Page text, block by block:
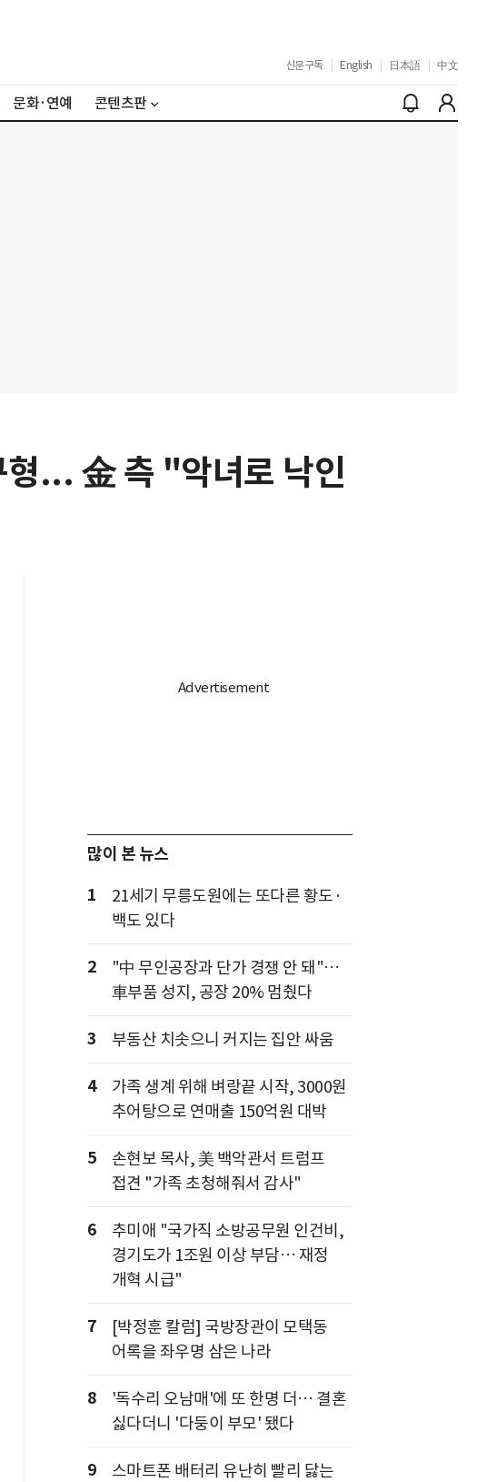
신문구독 English 日本語 中文
문화·연예 콘텐츠판
... 金 측 "악녀로 낙인
많이 본 뉴스
1
21세기 무릉도원에는 또다른 황도·
백도 있다
2
"中 무인공장과 단가 경쟁 안 돼"…
車부품 성지, 공장 20% 멈췄다
3 부동산 치솟으니 커지는 집안 싸움
4
가족 생계 위해 벼랑끝 시작, 3000원
추어탕으로 연매출 150억원 대박
5
손현보 목사, 美 백악관서 트럼프
접견 "가족 초청해줘서 감사"
6
추미애 "국가직 소방공무원 인건비,
경기도가 1조원 이상 부담… 재정
개혁 시급"
7
[박정훈 칼럼] 국방장관이 모택동
어록을 좌우명 삼은 나라
8
'독수리 오남매'에 또 한명 더… 결혼
싫다더니 '다둥이 부모' 됐다
9
스마트폰 배터리 유난히 빨리 닳는